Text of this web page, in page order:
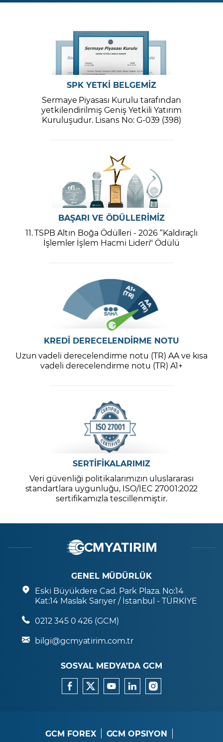
SPK YETKİ BELGEMİZ
Sermaye Piyasası Kurulu tarafından
yetkilendirilmiş Geniş Yetkili Yatırım
Kuruluşudur. Lisans No: G-039 (398)
BAŞARI VE ÖDÜLLERİMİZ
11. TSPB Altın Boğa Ödülleri - 2026 “Kaldıraçlı
İşlemler İşlem Hacmi Lideri" Ödülü
KREDİ DERECELENDİRME NOTU
Uzun vadeli derecelendirme notu (TR) AA ve kısa
vadeli derecelendirme notu (TR) A1+
SERTİFİKALARIMIZ
Veri güvenliği politikalarımızın uluslararası
standartlara uygunluğu, ISO/IEC 27001:2022
sertifikamızla tescillenmiştir.
GENEL MÜDÜRLÜK
Eski Büyükdere Cad. Park Plaza. No:14
Kat:14 Maslak Sarıyer / İstanbul - TÜRKİYE
0212 345 0 426 (GCM)
bilgi@gcmyatirim.com.tr
SOSYAL MEDYA’DA GCM
GCM FOREX
GCM OPSIYON